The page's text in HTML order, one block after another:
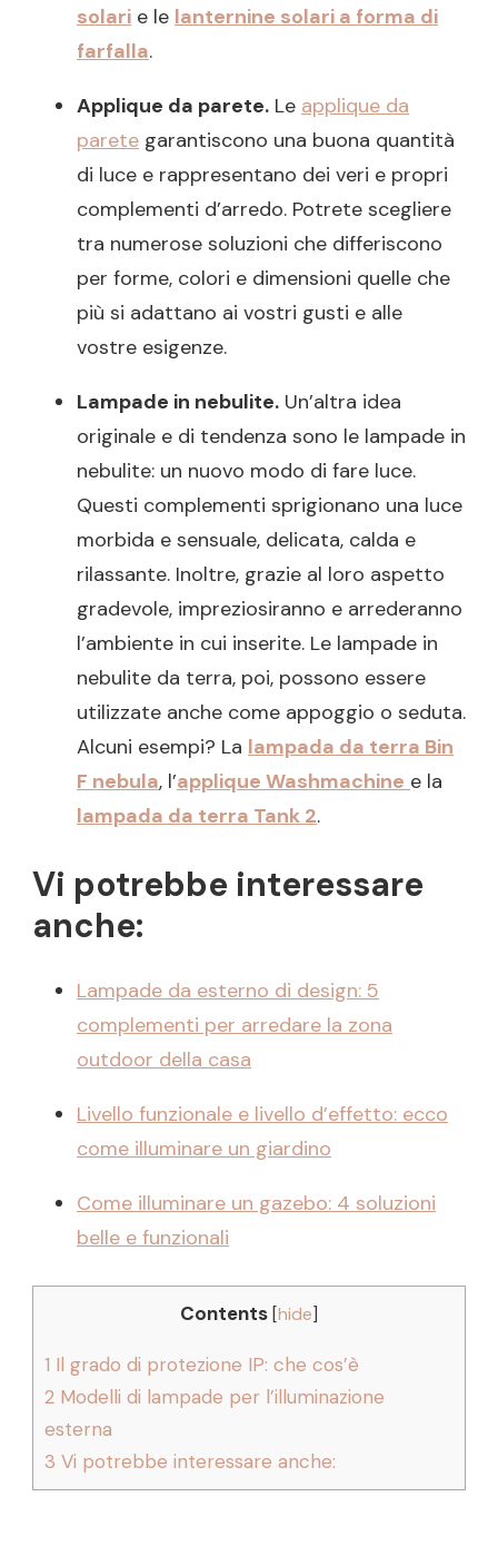
solari e le lanternine solari a forma di
farfalla.
Applique da parete. Le applique da
parete garantiscono una buona quantità
di luce e rappresentano dei veri e propri
complementi d’arredo. Potrete scegliere
tra numerose soluzioni che differiscono
per forme, colori e dimensioni quelle che
più si adattano ai vostri gusti e alle
vostre esigenze.
Lampade in nebulite. Un’altra idea
originale e di tendenza sono le lampade in
nebulite: un nuovo modo di fare luce.
Questi complementi sprigionano una luce
morbida e sensuale, delicata, calda e
rilassante. Inoltre, grazie al loro aspetto
gradevole, impreziosiranno e arrederanno
l’ambiente in cui inserite. Le lampade in
nebulite da terra, poi, possono essere
utilizzate anche come appoggio o seduta.
Alcuni esempi? La lampada da terra Bin
F nebula, l’applique Washmachine e la
lampada da terra Tank 2.
Vi potrebbe interessare
anche:
Lampade da esterno di design: 5
complementi per arredare la zona
outdoor della casa
Livello funzionale e livello d’effetto: ecco
come illuminare un giardino
Come illuminare un gazebo: 4 soluzioni
belle e funzionali
Contents [hide
1 Il grado di protezione IP: che cos’è
2 Modelli di lampade per l’illuminazione
esterna
3 Vi potrebbe interessare anche: